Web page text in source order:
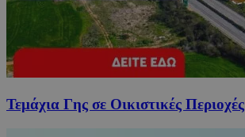
Τεμάχια Γης σε Οικιστικές Περιοχές